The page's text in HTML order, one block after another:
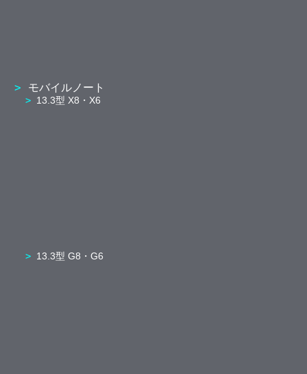
モバイルノート
13.3型 X8・X6
13.3型 G8・G6